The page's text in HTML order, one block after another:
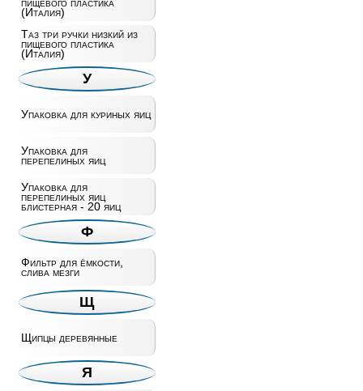
(Италия)
Таз три ручки низкий из
пищевого пластика
(Италия)
У
Упаковка для куриных яиц
Упаковка для
перепелиных яиц
Упаковка для
перепелиных яиц
блистерная - 20 яиц
Ф
Фильтр для ёмкости,
слива мезги
Щ
Щипцы деревянные
Я